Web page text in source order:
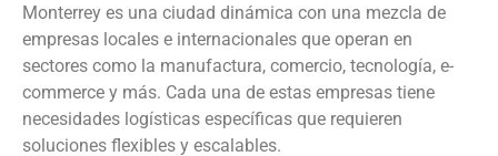
Monterrey es una ciudad dinámica con una mezcla de
empresas locales e internacionales que operan en
sectores como la manufactura, comercio, tecnología, e-
commerce y más. Cada una de estas empresas tiene
necesidades logísticas específicas que requieren
soluciones flexibles y escalables.